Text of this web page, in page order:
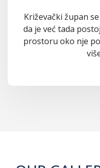
Križevački župan
da je već tada
prostoru oko nje